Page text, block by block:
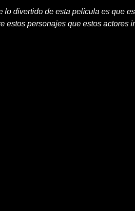
lo divertido de esta película es que
estos personajes que estos actores